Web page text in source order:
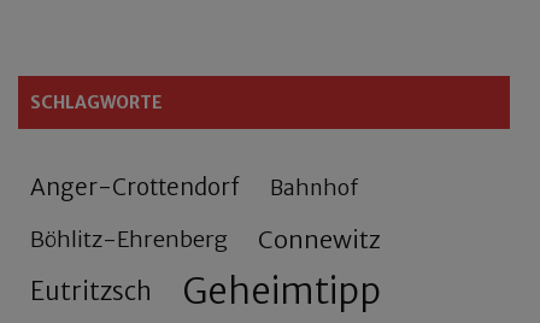
SCHLAGWORTE
Anger-Crottendorf Bahnhof
Böhlitz-Ehrenberg Connewitz
Eutritzsch Geheimtipp